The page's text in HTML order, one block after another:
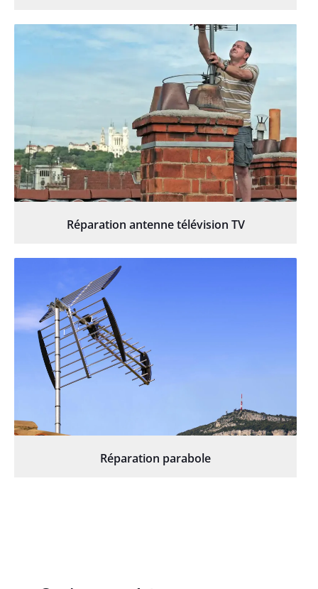
Réparation antenne télévision TV
Réparation parabole